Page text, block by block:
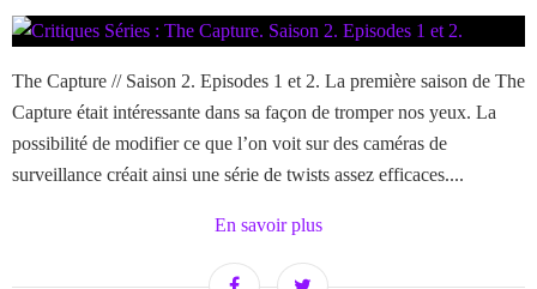
The Capture // Saison 2. Episodes 1 et 2. La première saison de The
Capture était intéressante dans sa façon de tromper nos yeux. La
possibilité de modifier ce que l’on voit sur des caméras de
surveillance créait ainsi une série de twists assez efficaces....
En savoir plus